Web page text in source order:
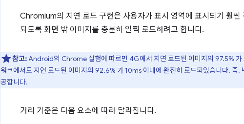
Chromium의 지연 로드 구현은 사용자가 표시 영역에 표시되기 훨
되도록 화면 밖 이미지를 충분히 일찍 로드하려고 합니다.
참고:Android의 Chrome 실험에 따르면 4G에서 지연 로드된 이미지의 97.5%
워크에서도 지연 로드된 이미지의 92.6% 가 10ms 이내에 완전히 로드되었습니다. 즉,
공합니다.
거리 기준은 다음 요소에 따라 달라집니다.